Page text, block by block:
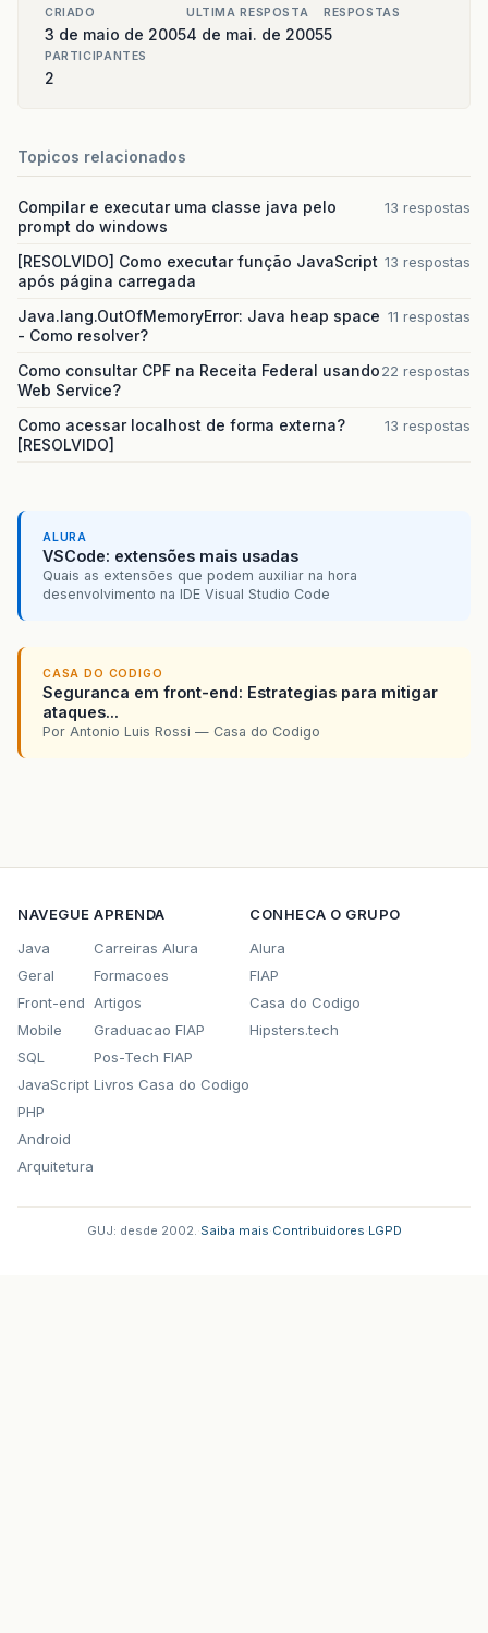
CRIADO
3 de maio de 2005
ULTIMA RESPOSTA
4 de mai. de 2005
RESPOSTAS
5
PARTICIPANTES
2
Topicos relacionados
Compilar e executar uma classe java pelo
prompt do windows
13 respostas
[RESOLVIDO] Como executar função JavaScript
após página carregada
13 respostas
Java.lang.OutOfMemoryError: Java heap space
- Como resolver?
11 respostas
Como consultar CPF na Receita Federal usando
Web Service?
22 respostas
Como acessar localhost de forma externa?
[RESOLVIDO]
13 respostas
ALURA
VSCode: extensões mais usadas
Quais as extensões que podem auxiliar na hora
desenvolvimento na IDE Visual Studio Code
CASA DO CODIGO
Seguranca em front-end: Estrategias para mitigar
ataques...
Por Antonio Luis Rossi — Casa do Codigo
NAVEGUE
Java
Geral
Front-end
Mobile
SQL
JavaScript
PHP
Android
Arquitetura
APRENDA
Carreiras Alura
Formacoes
Artigos
Graduacao FIAP
Pos-Tech FIAP
Livros Casa do Codigo
CONHECA O GRUPO
Alura
FIAP
Casa do Codigo
Hipsters.tech
GUJ: desde 2002. Saiba mais Contribuidores LGPD